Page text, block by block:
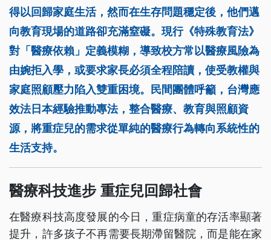
得以回歸家庭生活，然而在生存問題穩定後，他們邁
向教育現場的道路卻充滿窒礙。現行《特殊教育法》
對「醫療依賴」定義模糊，導致校方常以醫療風險為
由婉拒入學，或要求家長必須全程陪讀，使受教權與
家庭照顧壓力陷入雙重困境。民間團體呼籲，台灣應
效法日本經驗推動專法，整合醫療、教育與照顧資
源，將重症兒的需求從單純的醫療行為轉向系統性的
生活支持。
醫療科技進步 重症兒回歸社會
在醫療科技高度發展的今日，重症病童的存活率顯著
提升，許多孩子不再需要長期滯留醫院，而是能在家